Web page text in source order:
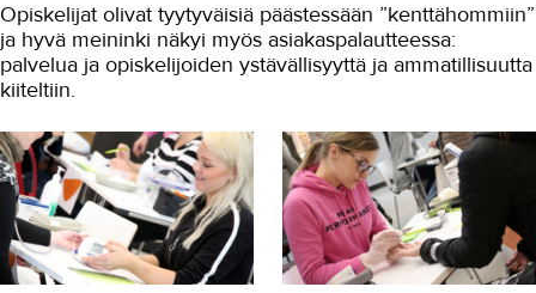
vuorovaikutustaitoja
Sote-alan ammattilaiset opiskelivat
myyntitaitoja
Nana-Mia sai varmuutta
hoitopäätösten tekoon
Hyvinvointiteknologiasta kiinteä osa
työtä
Taksikuski vaihtoi lähihoitajaksi
Opiskelijat olivat tyytyväisiä päästessään ”kenttähommiin”
ja hyvä meininki näkyi myös asiakaspalautteessa:
palvelua ja opiskelijoiden ystävällisyyttä ja ammatillisuutta
kiiteltiin.